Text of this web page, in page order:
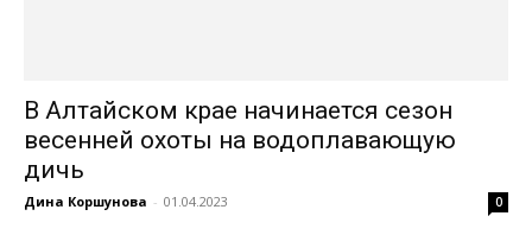
В Алтайском крае начинается сезон
весенней охоты на водоплавающую
дичь
Дина Коршунова - 01.04.2023 0